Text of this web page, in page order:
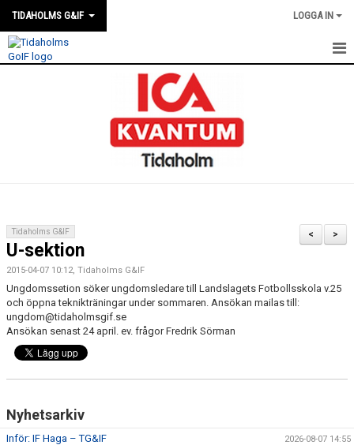
TIDAHOLMS G&IF LOGGA IN
FÖRENINGEN
SOUVENIRER
GAMLA GIFFS TORSDAGSTRÄFFAR
MATCHER
PLANSCHEMA
>
<
Tidaholms G&IF
U-sektion
2015-04-07 10:12, Tidaholms G&IF
Ungdomssetion söker ungdomsledare till Landslagets Fotbollsskola v.25
och öppna teknikträningar under sommaren. Ansökan mailas till:
ungdom@tidaholmsgif.se
Ansökan senast 24 april. ev. frågor Fredrik Sörman
Nyhetsarkiv
Inför: IF Haga – TG&IF 2026-08-07 14:55